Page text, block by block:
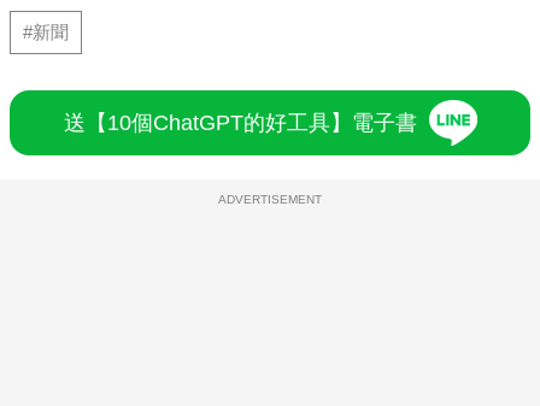
#新聞
送【10個ChatGPT的好工具】電子書
ADVERTISEMENT